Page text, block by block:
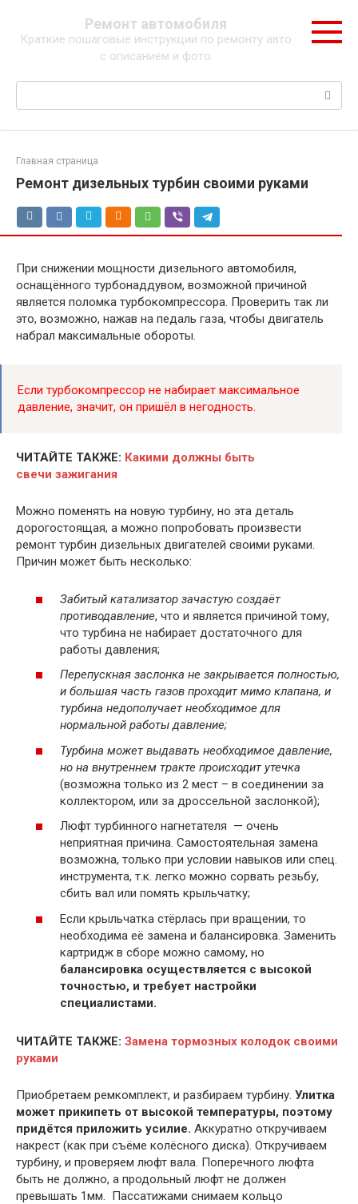
контенту
Ремонт автомобиля
Краткие пошаговые инструкции по ремонту авто
с описанием и фото
Поиск:
Главная страница
Ремонт дизельных турбин своими руками
При снижении мощности дизельного автомобиля,
оснащённого турбонаддувом, возможной причиной
является поломка турбокомпрессора. Проверить так ли
это, возможно, нажав на педаль газа, чтобы двигатель
набрал максимальные обороты.
Если турбокомпрессор не набирает максимальное
давление, значит, он пришёл в негодность.
ЧИТАЙТЕ ТАКЖЕ: Какими должны быть
свечи зажигания
Можно поменять на новую турбину, но эта деталь
дорогостоящая, а можно попробовать произвести
ремонт турбин дизельных двигателей своими руками.
Причин может быть несколько:
Забитый катализатор зачастую создаёт
противодавление, что и является причиной тому,
что турбина не набирает достаточного для
работы давления;
Перепускная заслонка не закрывается полностью,
и большая часть газов проходит мимо клапана, и
турбина недополучает необходимое для
нормальной работы давление;
Турбина может выдавать необходимое давление,
но на внутреннем тракте происходит утечка
(возможна только из 2 мест – в соединении за
коллектором, или за дроссельной заслонкой);
Люфт турбинного нагнетателя — очень
неприятная причина. Самостоятельная замена
возможна, только при условии навыков или спец.
инструмента, т.к. легко можно сорвать резьбу,
сбить вал или помять крыльчатку;
Если крыльчатка стёрлась при вращении, то
необходима её замена и балансировка. Заменить
картридж в сборе можно самому, но
балансировка осуществляется с высокой
точностью, и требует настройки
специалистами.
ЧИТАЙТЕ ТАКЖЕ: Замена тормозных колодок своими
руками
Приобретаем ремкомплект, и разбираем турбину. Улитка
может прикипеть от высокой температуры, поэтому
придётся приложить усилие. Аккуратно откручиваем
накрест (как при съёме колёсного диска). Откручиваем
турбину, и проверяем люфт вала. Поперечного люфта
быть не должно, а продольный люфт не должен
превышать 1мм. Пассатижами снимаем кольцо